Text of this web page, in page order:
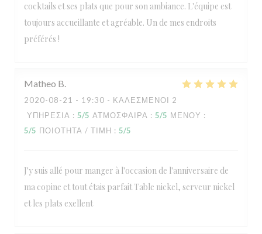
cocktails et ses plats que pour son ambiance. L'équipe est
toujours accueillante et agréable. Un de mes endroits
préférés !
Matheo B
2020-08-21 - 19:30 - ΚΑΛΕΣΜΈΝΟΙ 2
ΥΠΗΡΕΣΊΑ : 5/5 ΑΤΜΌΣΦΑΙΡΑ : 5/5 ΜΕΝΟΎ :
5/5 ΠΟΙΌΤΗΤΑ / ΤΙΜΉ : 5/5
J'y suis allé pour manger à l'occasion de l'anniversaire de
ma copine et tout étais parfait Table nickel, serveur nickel
et les plats exellent